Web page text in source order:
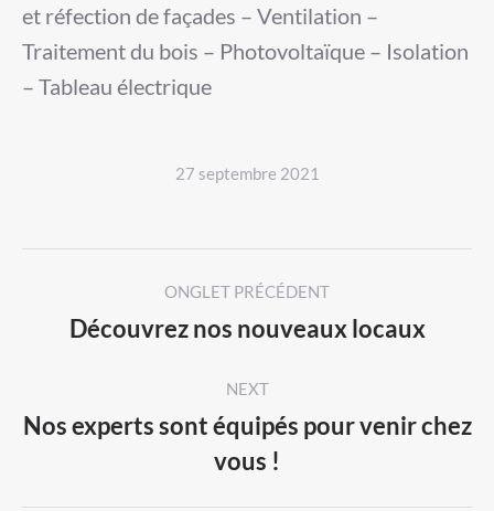
et réfection de façades – Ventilation –
Traitement du bois – Photovoltaïque – Isolation
– Tableau électrique
27 septembre 2021
navigation
ONGLET PRÉCÉDENT
Previous
Découvrez nos nouveaux locaux
NEXT
Next
post:
Nos experts sont équipés pour venir chez
vous !